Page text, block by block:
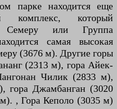
парке находится еще
комплекс, который
Семеру или Группа
самая высокая
(3676 м). Другие горы
(2313 м), гора Айек-
Чилик (2833 м),
гора Джамбанган (3020
, Гора Кеполо (3035 м)